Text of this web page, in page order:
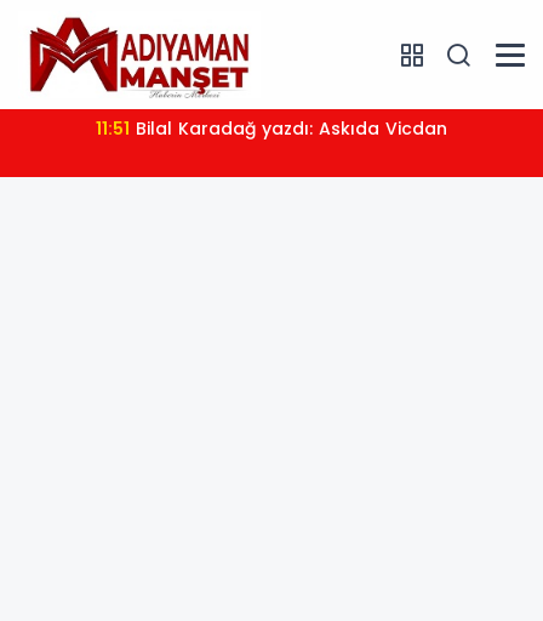
11:51 Bilal Karadağ yazdı: Askıda Vicdan